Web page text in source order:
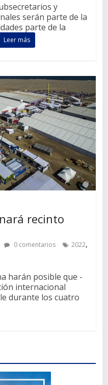
y
serán parte de la
parte de la
Leer más
recinto
0 comentarios 2022,
harán posible que -
internacional
durante los cuatro